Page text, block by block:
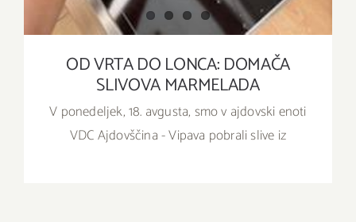
OD VRTA DO LONCA: DOMAČA
SLIVOVA MARMELADA
V ponedeljek, 18. avgusta, smo v ajdovski enoti
VDC Ajdovščina - Vipava pobrali slive iz